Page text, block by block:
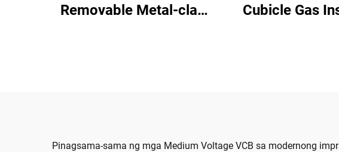
Removable Metal-clad
Cubicle Gas
Pinagsama-sama ng mga Medium Voltage VCB sa modernong